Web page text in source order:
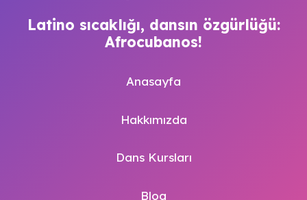
Latino sıcaklığı, dansın özgürlüğü:
Afrocubanos!
Anasayfa
Hakkımızda
Dans Kursları
Blog